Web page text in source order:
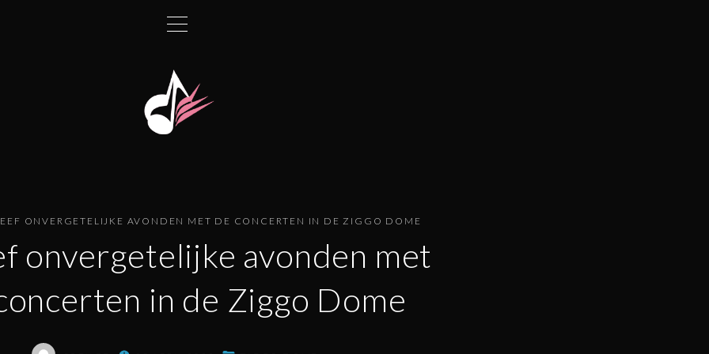
ONVERGETELIJKE AVONDEN MET DE CONCERTEN IN DE ZIGGO DOME
onvergetelijke avonden met
in de Ziggo Dome